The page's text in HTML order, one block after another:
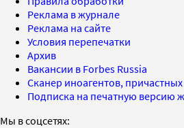
Реклама в журнале
Реклама на сайте
Условия перепечатки
Архив
Вакансии в Forbes Russia
Сканер иноагентов,
Подписка на печатную версию
Мы в соцсетях: